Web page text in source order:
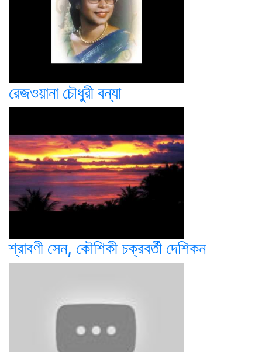
রেজওয়ানা চৌধুরী বন্যা
শ্রাবণী সেন, কৌশিকী চক্রবর্তী দেশিকন